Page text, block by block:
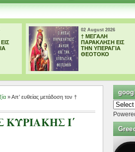
02 August 2026
† ΜΕΓΑΛΗ
ΠΑΡΑΚΛΗΣΗ ΕΙΣ
ΤΗΝ ΥΠΕΡΑΓΙΑ
ΘΕΟΤΟΚΟ
» Απ’ ευθείας μετάδοση τον †
ΚΥΡΙΑΚΗΣ Ι΄